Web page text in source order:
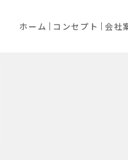
ホーム コンセプト 会社